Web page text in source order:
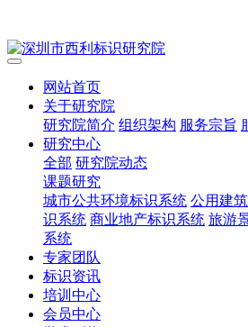
网站首页
关于研究院
研究院简介 组织架构 服务宗旨
研究中心
全部 研究院动态
课题研究
城市公共环境标识系统 公用建
识系统 商业地产标识系统 旅游
系统
专家团队
标识资讯
培训中心
会员中心